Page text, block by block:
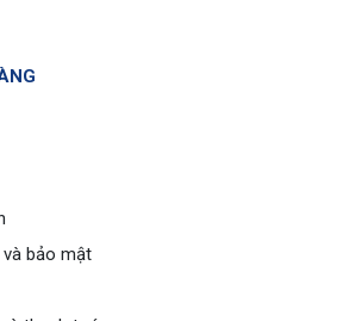
bảo mật